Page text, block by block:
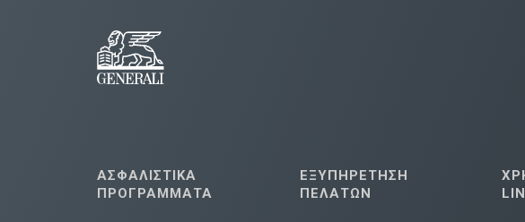
ΑΣΦΑΛΙΣΤΙΚΑ
ΠΡΟΓΡΑΜΜΑΤΑ
ΕΞΥΠΗΡΕΤΗΣΗ
ΠΕΛΑΤΩΝ